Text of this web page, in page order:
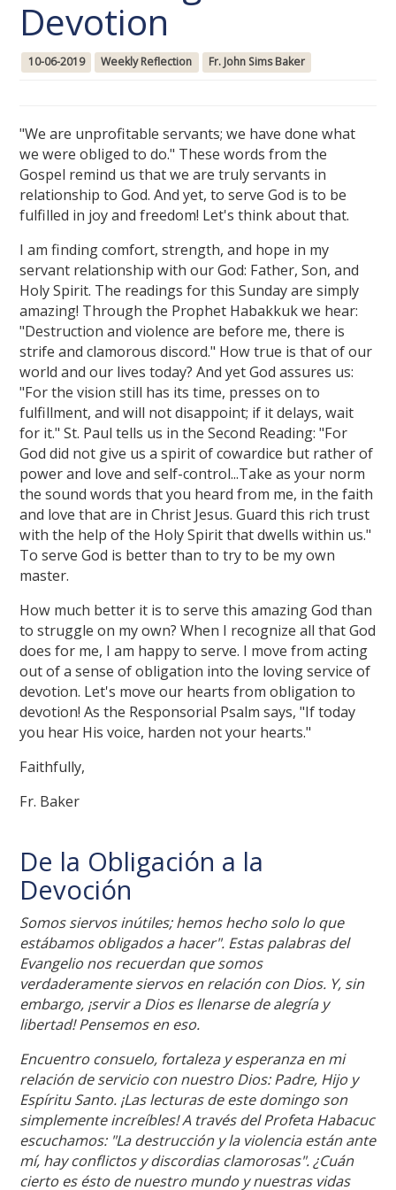
Devotion
10-06-2019 Weekly Reflection Fr. John Sims Baker
"We are unprofitable servants; we have done what
we were obliged to do." These words from the
Gospel remind us that we are truly servants in
relationship to God. And yet, to serve God is to be
fulfilled in joy and freedom! Let's think about that.
I am finding comfort, strength, and hope in my
servant relationship with our God: Father, Son, and
Holy Spirit. The readings for this Sunday are simply
amazing! Through the Prophet Habakkuk we hear:
"Destruction and violence are before me, there is
strife and clamorous discord." How true is that of our
world and our lives today? And yet God assures us:
"For the vision still has its time, presses on to
fulfillment, and will not disappoint; if it delays, wait
for it." St. Paul tells us in the Second Reading: "For
God did not give us a spirit of cowardice but rather of
power and love and self-control...Take as your norm
the sound words that you heard from me, in the faith
and love that are in Christ Jesus. Guard this rich trust
with the help of the Holy Spirit that dwells within us."
To serve God is better than to try to be my own
master.
How much better it is to serve this amazing God than
to struggle on my own? When I recognize all that God
does for me, I am happy to serve. I move from acting
out of a sense of obligation into the loving service of
devotion. Let's move our hearts from obligation to
devotion! As the Responsorial Psalm says, "If today
you hear His voice, harden not your hearts."
Faithfully,
Fr. Baker
De la Obligación a la
Devoción
Somos siervos inútiles; hemos hecho solo lo que
estábamos obligados a hacer". Estas palabras del
Evangelio nos recuerdan que somos
verdaderamente siervos en relación con Dios. Y, sin
embargo, ¡servir a Dios es llenarse de alegría y
libertad! Pensemos en eso.
Encuentro consuelo, fortaleza y esperanza en mi
relación de servicio con nuestro Dios: Padre, Hijo y
Espíritu Santo. ¡Las lecturas de este domingo son
simplemente increíbles! A través del Profeta Habacuc
escuchamos: "La destrucción y la violencia están ante
mí, hay conflictos y discordias clamorosas". ¿Cuán
cierto es ésto de nuestro mundo y nuestras vidas